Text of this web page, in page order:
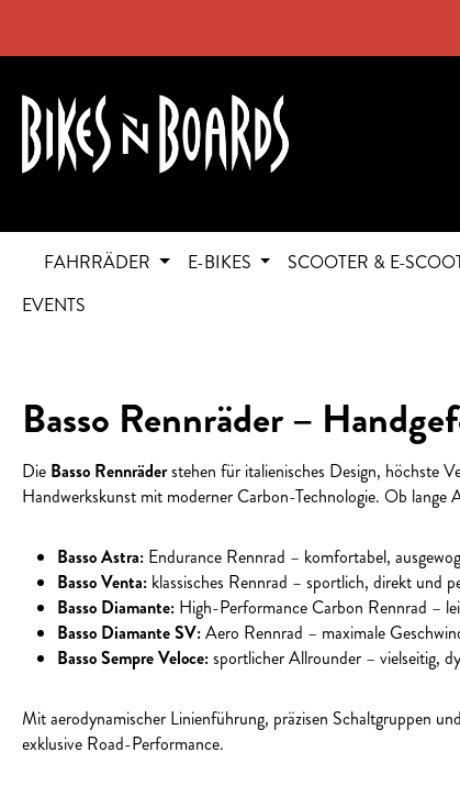
FAHRRÄDER E-BIKES SCOOTER & E-
EVENTS
Basso Rennräder –
Die Basso Rennräderstehen für italienisches Design, höchste
Handwerkskunst mit moderner Carbon-Technologie. Ob lange
Basso Astra: Endurance Rennrad – komfortabel,
Basso Venta: klassisches Rennrad – sportlich, direkt und
Basso Diamante: High-Performance Carbon Rennrad –
Basso Diamante SV:Aero Rennrad – maximale
Basso Sempre Veloce:sportlicher Allrounder – vielseitig,
Mit aerodynamischer Linienführung, präzisen Schaltgruppen
exklusive Road-Performance.